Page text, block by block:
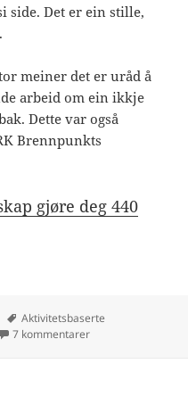
side. Det er ein stille,
meiner det er uråd å
arbeid om ein ikkje
Dette var også
Brennpunkts
gjøre deg 440
Spør studentane
Stikkord
Aktivitetsbaserte
7 kommentarertil Framtidas